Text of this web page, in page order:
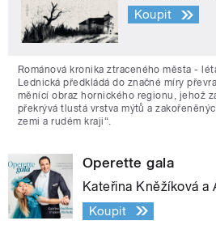
Koupit
Románová kronika ztraceného města -
Lednická předkládá do značné míry
měnící obraz hornického regionu, jehož
překrývá tlustá vrstva mýtů a
zemi a rudém kraji“.
Operette gala
Kateřina Kněžíková a
Koupit